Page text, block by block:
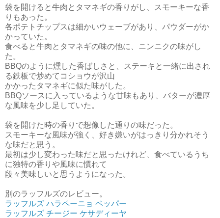
袋を開けると牛肉とタマネギの香りがし、スモーキーな香
りもあった。
各ポテトチップスは細かいウェーブがあり、パウダーがか
かっていた。
食べると牛肉とタマネギの味の他に、ニンニクの味がし
た。
BBQのように燻した香ばしさと、ステーキと一緒に出され
る鉄板で炒めてコショウが沢山
かかったタマネギに似た味がした。
BBQソースに入っているような甘味もあり、バターが濃厚
な風味を少し足していた。
袋を開けた時の香りで想像した通りの味だった。
スモーキーな風味が強く、好き嫌いがはっきり分かれそう
な味だと思う。
最初は少し変わった味だと思ったけれど、食べているうち
に独特の香りや風味に慣れて
段々美味しいと思うようになった。
別のラッフルズのレビュー。
ラッフルズ ハラペーニョ ペッパー
ラッフルズ チージー ケサディーヤ